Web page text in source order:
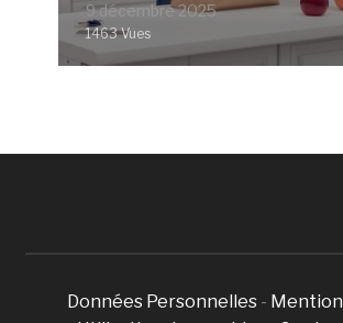
9 décembre 2025
1463 Vues
Données Personnelles -